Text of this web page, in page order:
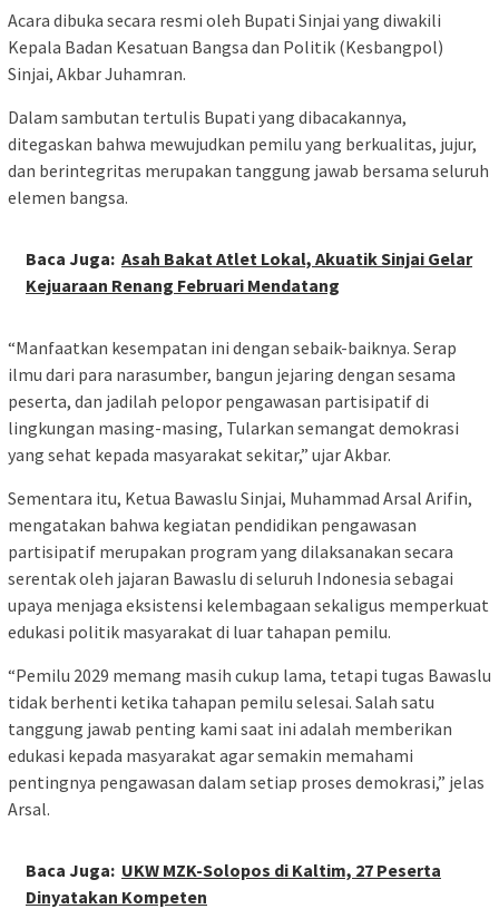
Acara dibuka secara resmi oleh Bupati Sinjai yang diwakili
Kepala Badan Kesatuan Bangsa dan Politik (Kesbangpol)
Sinjai, Akbar Juhamran.
Dalam sambutan tertulis Bupati yang dibacakannya,
ditegaskan bahwa mewujudkan pemilu yang berkualitas, jujur,
dan berintegritas merupakan tanggung jawab bersama seluruh
elemen bangsa.
Baca Juga: Asah Bakat Atlet Lokal, Akuatik Sinjai Gelar
Kejuaraan Renang Februari Mendatang
“Manfaatkan kesempatan ini dengan sebaik-baiknya. Serap
ilmu dari para narasumber, bangun jejaring dengan sesama
peserta, dan jadilah pelopor pengawasan partisipatif di
lingkungan masing-masing, Tularkan semangat demokrasi
yang sehat kepada masyarakat sekitar,” ujar Akbar.
Sementara itu, Ketua Bawaslu Sinjai, Muhammad Arsal Arifin,
mengatakan bahwa kegiatan pendidikan pengawasan
partisipatif merupakan program yang dilaksanakan secara
serentak oleh jajaran Bawaslu di seluruh Indonesia sebagai
upaya menjaga eksistensi kelembagaan sekaligus memperkuat
edukasi politik masyarakat di luar tahapan pemilu.
“Pemilu 2029 memang masih cukup lama, tetapi tugas Bawaslu
tidak berhenti ketika tahapan pemilu selesai. Salah satu
tanggung jawab penting kami saat ini adalah memberikan
edukasi kepada masyarakat agar semakin memahami
pentingnya pengawasan dalam setiap proses demokrasi,” jelas
Arsal.
Baca Juga: UKW MZK-Solopos di Kaltim, 27 Peserta
Dinyatakan Kompeten